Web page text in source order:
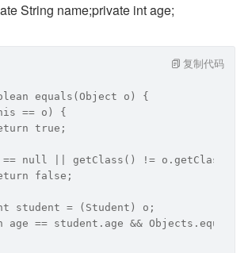
String name;private int age;
equals(Object o) {
== o) {
true;
== null || getClass() != o.getClass())
false;
student = (Student) o;
age == student.age &&
复制代码